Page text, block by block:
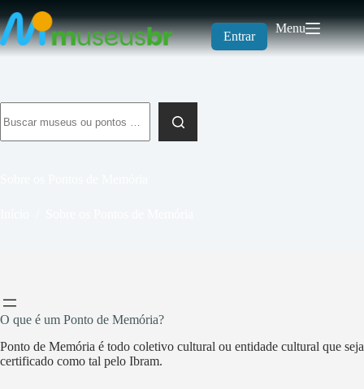
para
o
conteúdo
Entrar
Menu
resultados
O que é um Ponto de Memória?
Ponto de Memória é todo coletivo cultural ou entidade cultural que seja
certificado como tal pelo Ibram.